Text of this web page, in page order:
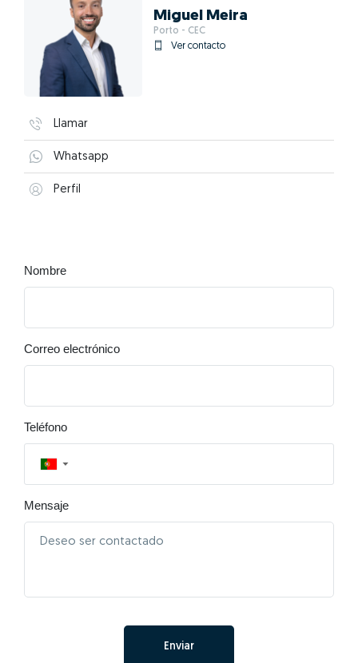
Miguel Meira
Porto - CEC
Ver contacto
Llamar
Whatsapp
Perfil
Nombre
Correo electrónico
Teléfono
▼
Mensaje
Enviar